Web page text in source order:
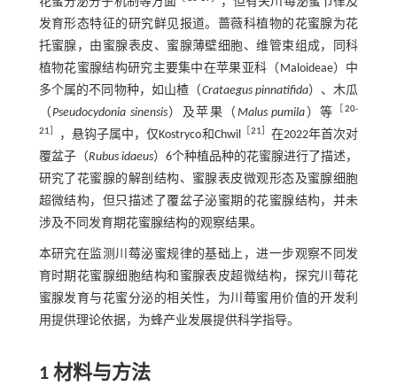
发育形态特征的研究鲜见报道。蔷薇科植物的花蜜腺为花
托蜜腺，由蜜腺表皮、蜜腺薄壁细胞、维管束组成，同科
植物花蜜腺结构研究主要集中在苹果亚科（Maloideae）中
多个属的不同物种，如山楂（Crataegus pinnatifida）、木瓜
（Pseudocydonia sinensis）及苹果（ Malus pumila ）等 ［20-
21 ，悬钩子属中，仅Kostryco和Chwil［ 21
在2022年首次对
覆盆子（Rubus idaeus）6个种植品种的花蜜腺进行了描述，
研究了花蜜腺的解剖结构、蜜腺表皮微观形态及蜜腺细胞
超微结构，但只描述了覆盆子泌蜜期的花蜜腺结构，并未
涉及不同发育期花蜜腺结构的观察结果。
本研究在监测川莓泌蜜规律的基础上，进一步观察不同发
育时期花蜜腺细胞结构和蜜腺表皮超微结构，探究川莓花
蜜腺发育与花蜜分泌的相关性，为川莓蜜用价值的开发利
用提供理论依据，为蜂产业发展提供科学指导。
1材料与方法